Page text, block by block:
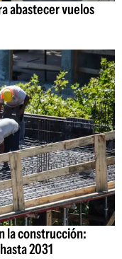
abastecer vuelos
la construcción:
2031